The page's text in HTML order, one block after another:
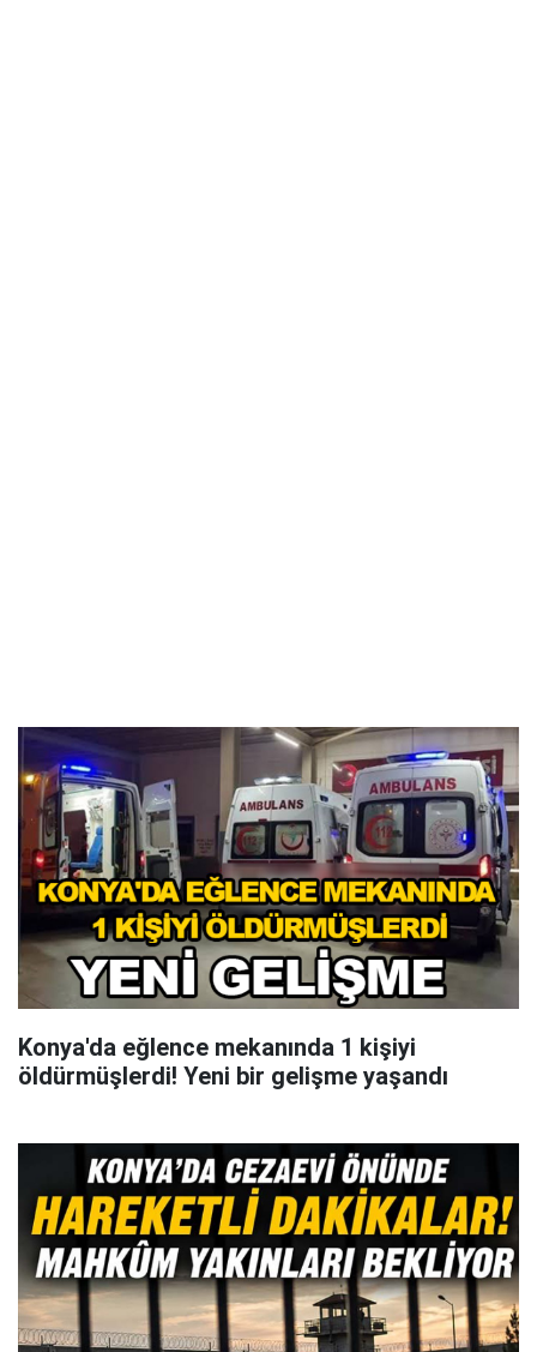
Konya'da eğlence mekanında 1 kişiyi
öldürmüşlerdi! Yeni bir gelişme yaşandı